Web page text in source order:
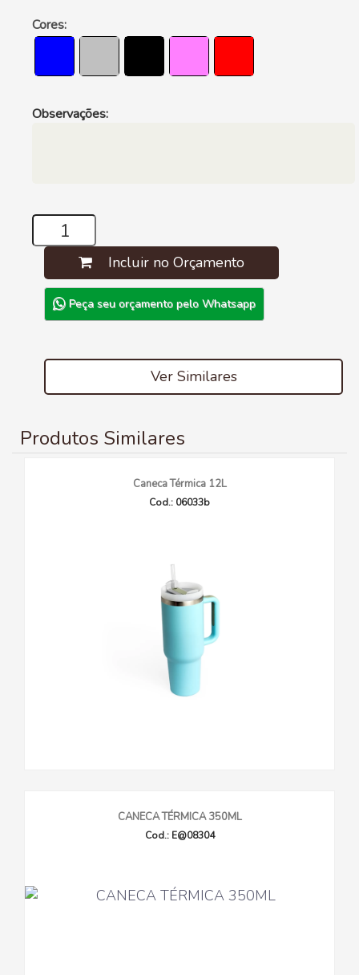
Cores:
Observações:
Incluir no Orçamento
Peça seu orçamento pelo Whatsapp
Ver Similares
Produtos Similares
Caneca Térmica 12L
Cod.: 06033b
CANECA TÉRMICA 350ML
Cod.: E@08304